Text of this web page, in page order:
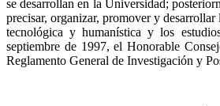
se desarrollan en la Universidad;
precisar, organizar, promover y
tecnológica y humanística y los
septiembre de 1997, el Honorable
Reglamento General de Investigación y